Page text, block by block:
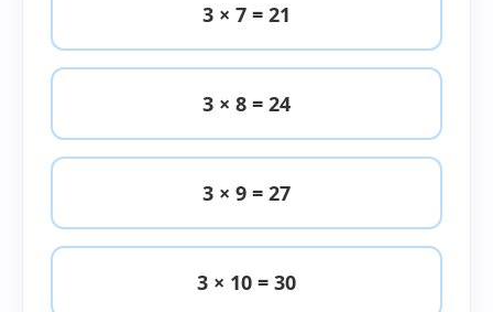
3 × 7 = 21
3 × 8 = 24
3 × 9 = 27
3 × 10 = 30